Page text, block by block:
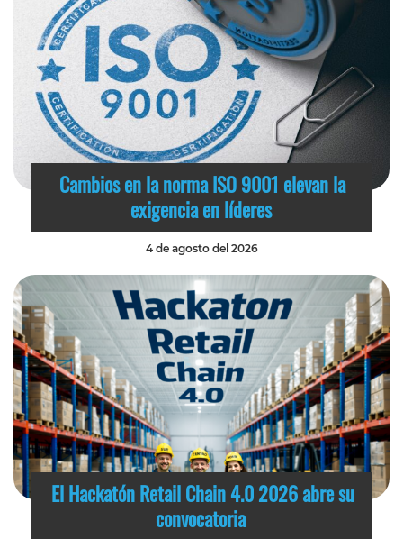
Cambios en la norma ISO 9001 elevan la
exigencia en líderes
4 de agosto del 2026
El Hackatón Retail Chain 4.0 2026 abre su
convocatoria